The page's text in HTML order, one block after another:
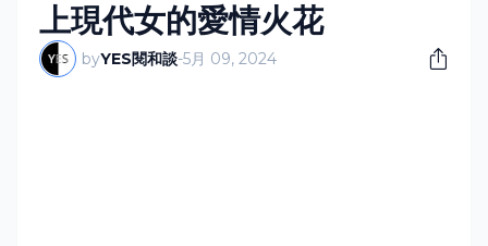
上現代女的愛情火花
byYES閱和談-5月 09, 2024